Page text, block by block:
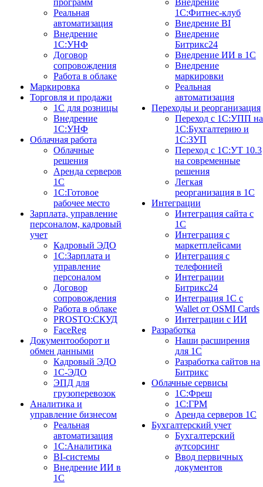
программ
Реальная
автоматизация
Внедрение
1С:УНФ
Договор
сопровождения
Работа в облаке
Маркировка
Торговля и продажи
1С для розницы
Внедрение
1С:УНФ
Облачная работа
Облачные
решения
Аренда серверов
1С
1C:Готовое
рабочее место
Зарплата, управление
персоналом, кадровый
учет
Кадровый ЭДО
1С:Зарплата и
управление
персоналом
Договор
сопровождения
Работа в облаке
PROSTO:СКУД
FaceReg
Документооборот и
обмен данными
Кадровый ЭДО
1С-ЭДО
ЭПД для
грузоперевозок
Аналитика и
управление бизнесом
Реальная
автоматизация
1С:Аналитика
BI-системы
Внедрение ИИ в
1С
Внедрение
1С:Фитнес-клуб
Внедрение BI
Внедрение
Битрикс24
Внедрение ИИ в 1С
Внедрение
маркировки
Реальная
автоматизация
Переходы и реорганизация
Переход с 1С:УПП на
1С:Бухгалтерию и
1С:ЗУП
Переход с 1С:УТ 10.3
на современные
решения
Легкая
реорганизация в 1С
Интеграции
Интеграция сайта с
1С
Интеграция с
маркетплейсами
Интеграция с
телефонией
Интеграции
Битрикс24
Интеграция 1С с
Wallet от OSMI Cards
Интеграции с ИИ
Разработка
Наши расширения
для 1С
Разработка сайтов на
Битрикс
Облачные сервисы
1С:Фреш
1С:ГРМ
Аренда серверов 1С
Бухгалтерский учет
Бухгалтерский
аутсорсинг
Ввод первичных
документов